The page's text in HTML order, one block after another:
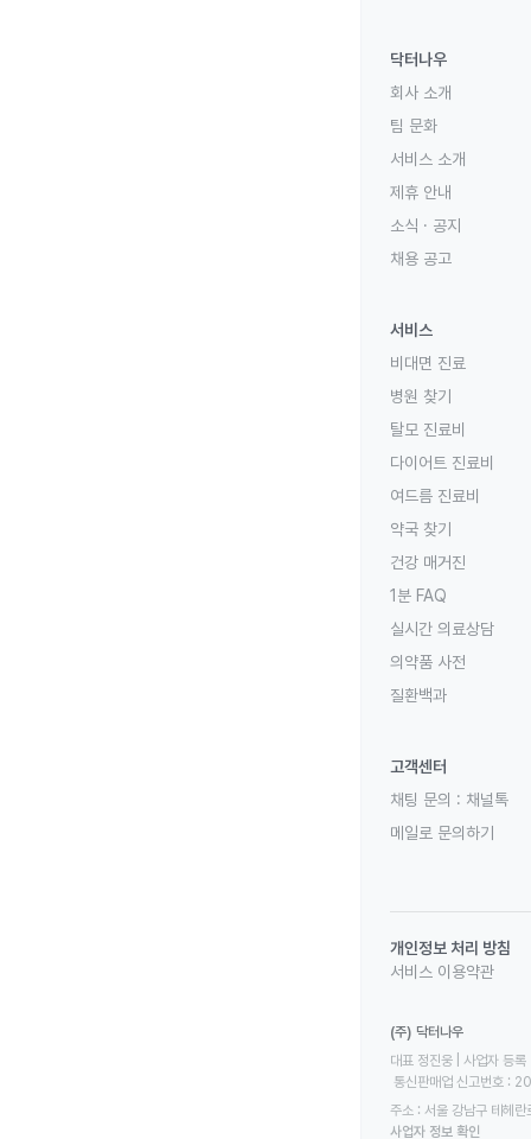
닥터나우
회사 소개
팀 문화
서비스 소개
제휴 안내
소식 · 공지
채용 공고
서비스
비대면 진료
병원 찾기
탈모 진료비
다이어트 진료비
여드름 진료비
약국 찾기
건강 매거진
1분 FAQ
실시간 의료상담
의약품 사전
질환백과
고객센터
채팅 문의 : 채널톡
메일로 문의하기
개인정보 처리 방침
서비스 이용약관
(주) 닥터나우
대표 정진웅 | 사업자
통신판매업 신고번호
주소 : 서울 강남구 테헤
사업자 정보 확인